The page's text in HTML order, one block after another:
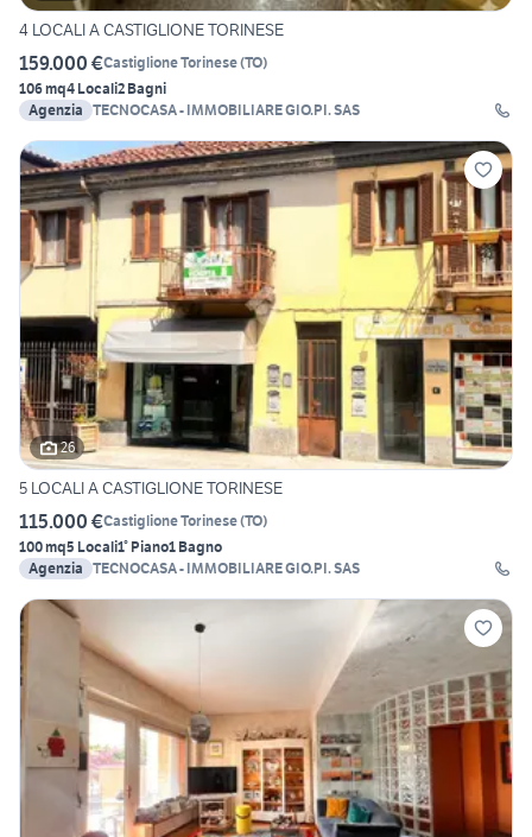
4 LOCALI A CASTIGLIONE TORINESE
159.000 €Castiglione Torinese(TO)
106 mq4 Locali2 Bagni
Agenzia TECNOCASA - IMMOBILIARE GIO.PI. SAS
26
5 LOCALI A CASTIGLIONE TORINESE
115.000 €Castiglione Torinese(TO)
100 mq5 Locali1° Piano1 Bagno
Agenzia TECNOCASA - IMMOBILIARE GIO.PI. SAS